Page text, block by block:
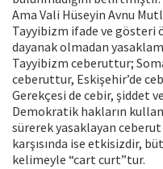
Ama Vali Hüseyin Avnu
Tayyibizm ifade ve
dayanak olmadan
Tayyibizm ceberuttur;
ceberuttur, Eskişehir’de
Gerekçesi de cebir, şiddet
Demokratik hakların
sürerek yasaklayan
karşısında ise etkisizdir,
kelimeyle “cart curt”tur.